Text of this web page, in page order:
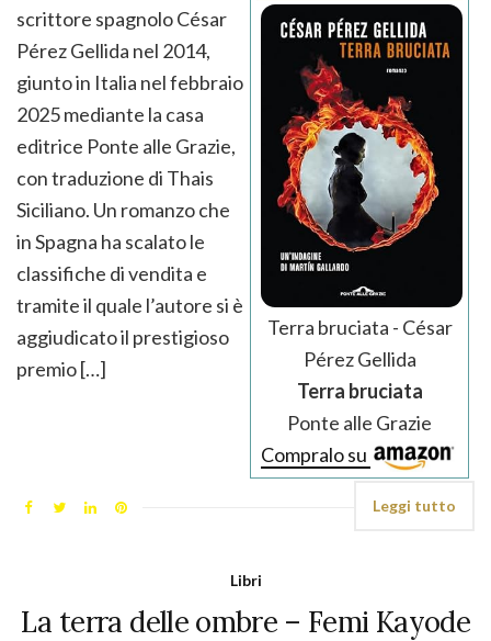
Terra bruciata - César
Pérez Gellida
Terra bruciata
Ponte alle Grazie
Compralo su
scrittore spagnolo César
Pérez Gellida nel 2014,
giunto in Italia nel febbraio
2025 mediante la casa
editrice Ponte alle Grazie,
con traduzione di Thais
Siciliano. Un romanzo che
in Spagna ha scalato le
classifiche di vendita e
tramite il quale l’autore si è
aggiudicato il prestigioso
premio […]
Leggi tutto
Libri
La terra delle ombre – Femi Kayode